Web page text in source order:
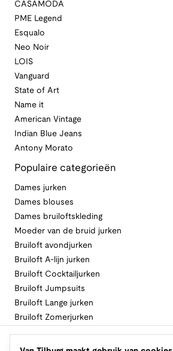
CASAMODA
PME Legend
Esqualo
Neo Noir
LOIS
Vanguard
State of Art
Name it
American Vintage
Indian Blue Jeans
Antony Morato
Populaire categorieën
Dames jurken
Dames blouses
Dames bruiloftskleding
Moeder van de bruid jurken
Bruiloft avondjurken
Bruiloft A-lijn jurken
Bruiloft Cocktailjurken
Bruiloft Jumpsuits
Bruiloft Lange jurken
Bruiloft Zomerjurken